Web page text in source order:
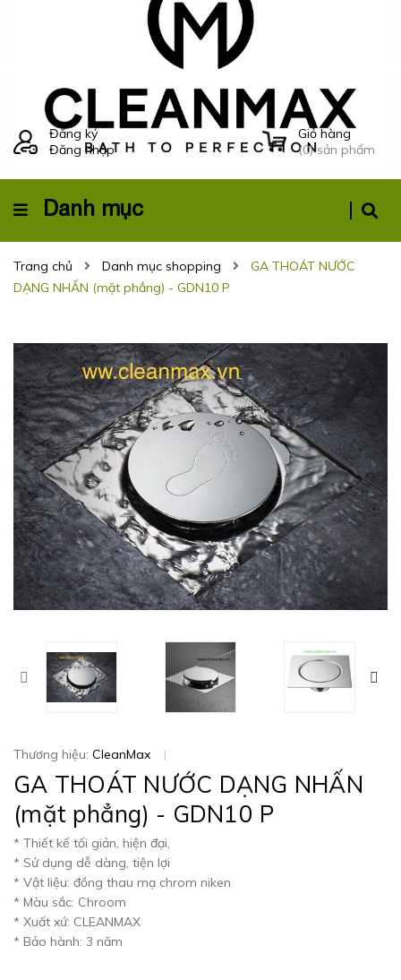
Đăng ký
Đăng nhập
Giỏ hàng
(0) sản phẩm
Danh mục
Trang chủ Danh mục shopping
GA THOÁT NƯỚC
DẠNG NHẤN (mặt phẳng) - GDN10 P
Thương hiệu: CleanMax |
GA THOÁT NƯỚC DẠNG NHẤN
(mặt phẳng) - GDN10 P
* Thiết kế tối giản, hiện đại,
* Sử dụng dễ dàng, tiện lợi
* Vật liệu: đồng thau mạ chrom niken
* Màu sắc: Chroom
* Xuất xứ: CLEANMAX
* Bảo hành: 3 năm